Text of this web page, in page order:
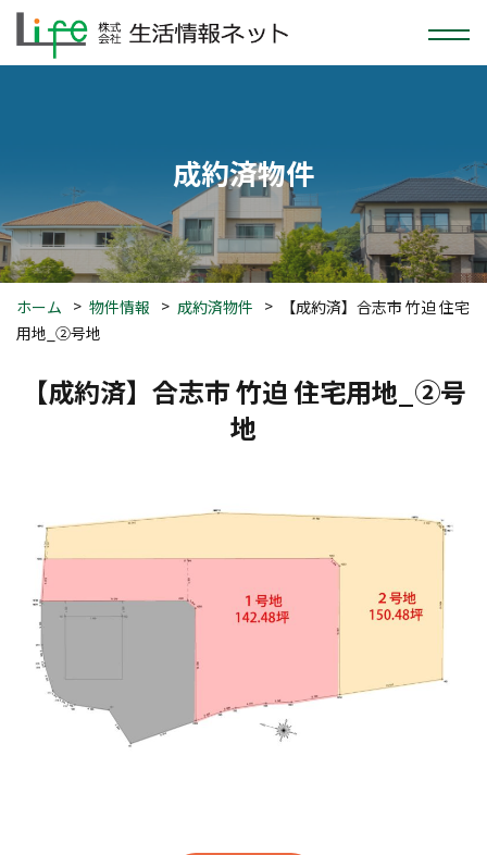
成約済物件
ホーム 物件情報 成約済物件
【成約済】合志市 竹迫 住宅
用地_②号地
【成約済】合志市 竹迫 住宅用地_②号
地